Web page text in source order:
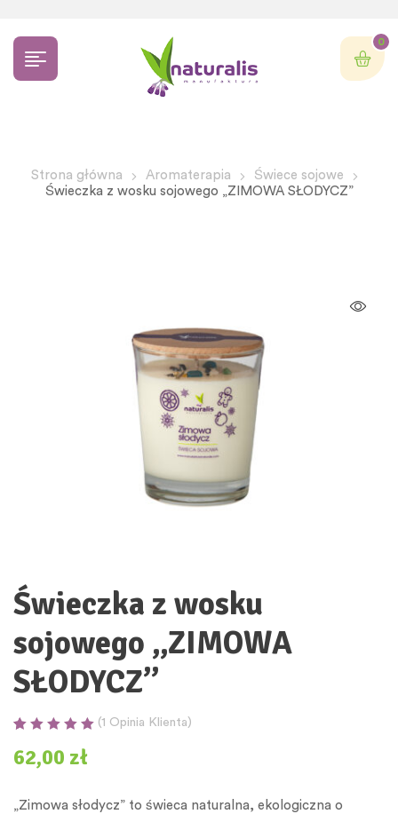
0
Strona główna Aromaterapia
Świece sojowe
Świeczka z wosku sojowego „ZIMOWA SŁODYCZ”
Świeczka z wosku
sojowego „ZIMOWA
SŁODYCZ”
na 5 na
oceny klienta
(1 Opinia Klienta)
62,00 zł
„Zimowa słodycz” to świeca naturalna, ekologiczna o